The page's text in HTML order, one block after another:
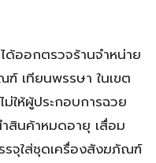
ออกตรวจร้านจำหน่าย
เทียนพรรษา ในเขต
ให้ผู้ประกอบการฉวย
สินค้าหมดอายุ เสื่อม
รจุใส่ชุดเครื่องสังฆภัณฑ์